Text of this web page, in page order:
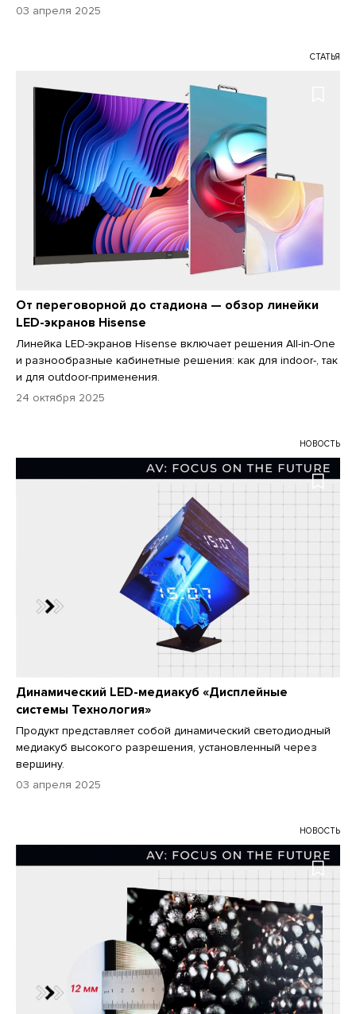
03 апреля 2025
СТАТЬЯ
От переговорной до стадиона — обзор линейки
LED-экранов Hisense
Линейка LED-экранов Hisense включает решения All-in-One
и разнообразные кабинетные решения: как для indoor-, так
и для outdoor-применения.
24 октября 2025
НОВОСТЬ
Динамический LED-медиакуб «Дисплейные
системы Технология»
Продукт представляет собой динамический светодиодный
медиакуб высокого разрешения, установленный через
вершину.
03 апреля 2025
НОВОСТЬ